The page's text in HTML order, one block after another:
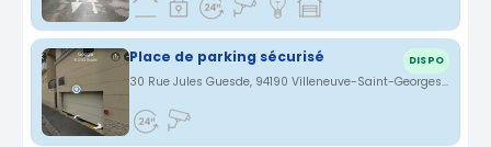
Place de parking sécurisé DISPO
30 Rue Jules Guesde, 94190 Villeneuve-Saint-Georges, France · 2.12 km